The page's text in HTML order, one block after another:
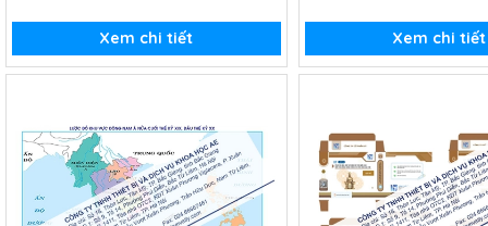
Xem chi tiết Xem chi tiết